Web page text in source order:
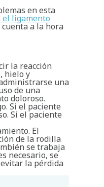
en esta
el ligamento
a la hora
la reacción
hielo y
una
de una
doloroso.
Si el paciente
Si el paciente
El
de la rodilla
se trabaja
necesario, se
la pérdida